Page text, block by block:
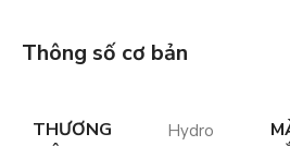
Thông số cơ bản
THƯƠNG
Hydro